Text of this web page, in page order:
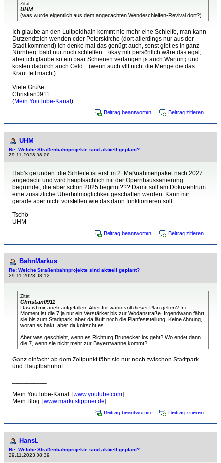
Zitat
UHM
(was wurde eigentlich aus dem angedachten Wendeschleifen-Revival dort?)
Ich glaube an den Luitpoldhain kommt nie mehr eine Schleife, man kann
Dutzendteich wenden oder Peterskirche (dort allerdings nur aus der
Stadt kommend) ich denke mal das genügt auch, sonst gibt es in ganz
Nürnberg bald nur noch schleifen... okay mir persönlich wäre das egal,
aber ich glaube so ein paar Schienen verlangen ja auch Wartung und
kosten dadurch auch Geld... (wenn auch vllt nicht die Menge die das
Kraut fett macht)
Viele Grüße
Christian0911
(Mein YouTube-Kanal )
Beitrag beantworten Beitrag zitieren
UHM
Re: Welche Straßenbahnprojekte sind aktuell geplant?
29.11.2023 08:06
Hab's gefunden: die Schleife ist erst im 2. Maßnahmenpaket nach 2027
angedacht und wird hauptsächlich mit der Opernhaussanierung
begründet, die aber schon 2025 beginnt??? Damit soll am Dokuzentrum
eine zusätzliche Überholmöglichkeit geschaffen werden. Kann mir
gerade aber nicht vorstellen wie das dann funktionieren soll.
Tschö
UHM
Beitrag beantworten Beitrag zitieren
BahnMarkus
Re: Welche Straßenbahnprojekte sind aktuell geplant?
29.11.2023 08:12
Zitat
Christian0911
Das ist mir auch aufgefallen. Aber für wann soll dieser Plan gelten? Im
Moment ist die 7 ja nur ein Verstärker bis zur Wodanstraße. Irgendwann fährt
sie bis zum Stadtpark, aber da läuft noch die Planfeststellung. Keine Ahnung,
woran es hakt, aber da knirscht es.
Aber was geschieht, wenn es Richtung Brunecker los geht? Wo endet dann
die 7, wenn sie nicht mehr zur Bayernwanne kommt?
Ganz einfach: ab dem Zeitpunkt fährt sie nur noch zwischen Stadtpark
und Hauptbahnhof
Mein YouTube-Kanal: [www.youtube.com]
Mein Blog: [www.markustippner.de]
Beitrag beantworten Beitrag zitieren
HansL
Re: Welche Straßenbahnprojekte sind aktuell geplant?
29.11.2023 08:39